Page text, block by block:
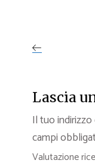
Lascia
Il tuo
campi
Valutazione